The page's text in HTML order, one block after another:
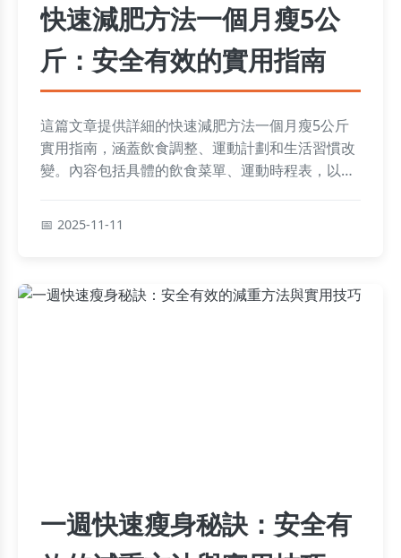
快速減肥方法一個月瘦5公
斤：安全有效的實用指南
這篇文章提供詳細的快速減肥方法一個月瘦5公斤
實用指南，涵蓋飲食調整、運動計劃和生活習慣改
變。內容包括具體的飲食菜單、運動時程表，以及
2025-11-11
一週快速瘦身秘訣：安全有